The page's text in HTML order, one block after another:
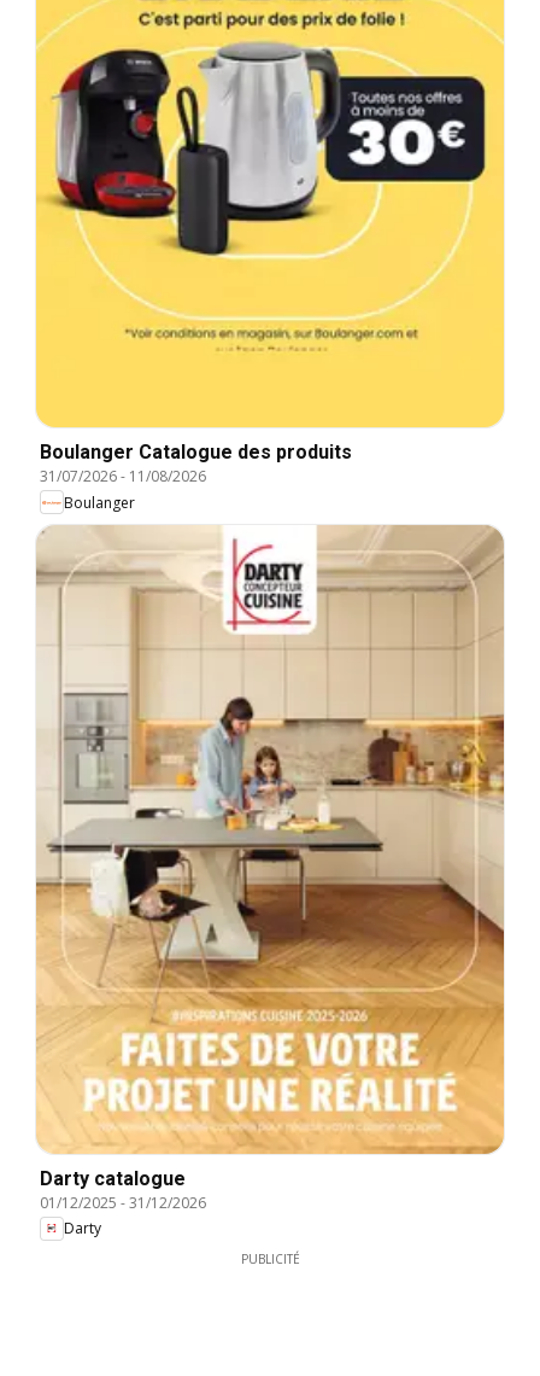
Boulanger Catalogue des produits
31/07/2026- 11/08/2026
Boulanger
Darty catalogue
01/12/2025 -31/12/2026
Darty
PUBLICITÉ